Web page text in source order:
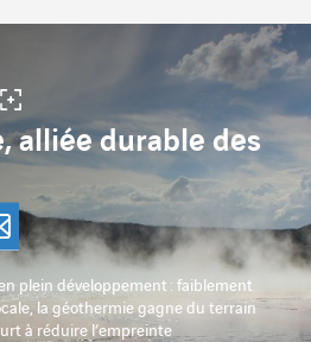
alliée durable des
sur Facebook
sur Twitter
sur
Partager par
plein développement : faiblement
la géothermie gagne du terrain
à réduire l’empreinte